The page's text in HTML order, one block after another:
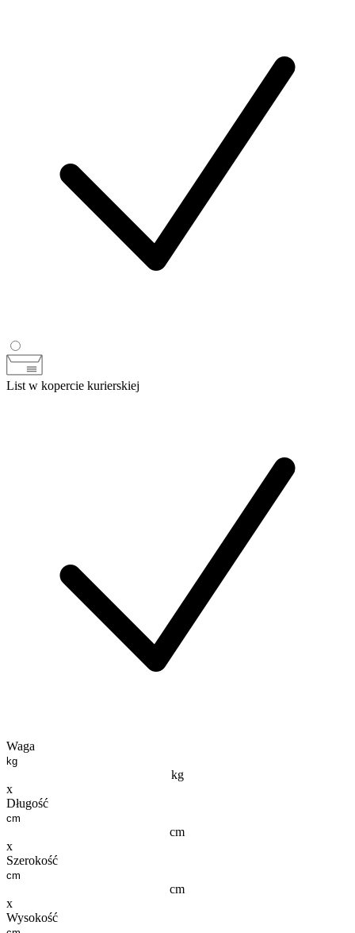
List w kopercie kurierskiej
Waga
kg
x
Długość
cm
x
Szerokość
cm
x
Wysokość